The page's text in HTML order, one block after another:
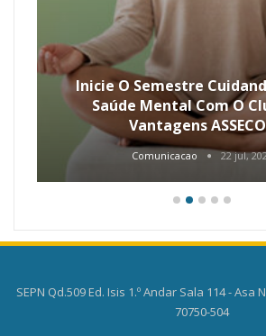
Inicie O Semestre
Saúde Mental Com O
Vantagens
Comunicacao 22 jul,
SEPN Qd.509 Ed. Isis 1.º Andar Sala 114 - Asa
70750-504